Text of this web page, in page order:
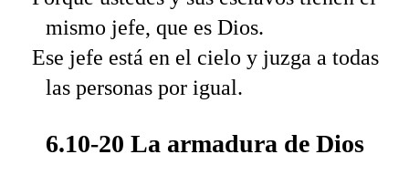
mismo jefe, que es Dios.
Ese jefe está en el cielo y juzga a todas
las personas por igual.
6.10-20 La armadura de Dios